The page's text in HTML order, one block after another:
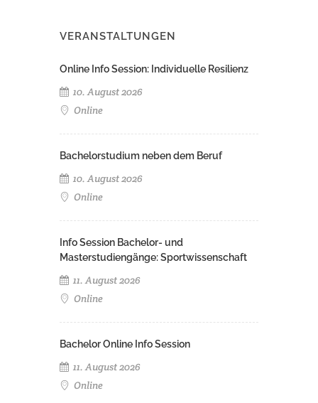
VERANSTALTUNGEN
Online Info Session: Individuelle Resilienz
10. August 2026
Online
Bachelorstudium neben dem Beruf
10. August 2026
Online
Info Session Bachelor- und
Masterstudiengänge: Sportwissenschaft
11. August 2026
Online
Bachelor Online Info Session
11. August 2026
Online